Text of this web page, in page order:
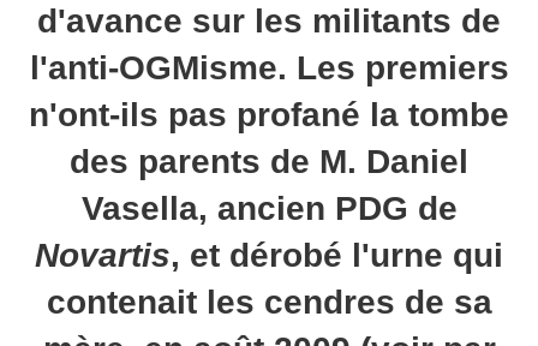
d'avance sur les militants de
l'anti-OGMisme. Les premiers
n'ont-ils pas profané la tombe
des parents de M. Daniel
Vasella, ancien PDG de
Novartis, et dérobé l'urne qui
contenait les cendres de sa